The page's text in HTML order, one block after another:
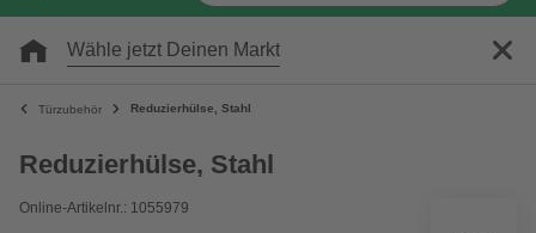
Wähle jetzt Deinen Markt
Türzubehör Reduzierhülse, Stahl
Reduzierhülse, Stahl
Online-Artikelnr.: 1055979